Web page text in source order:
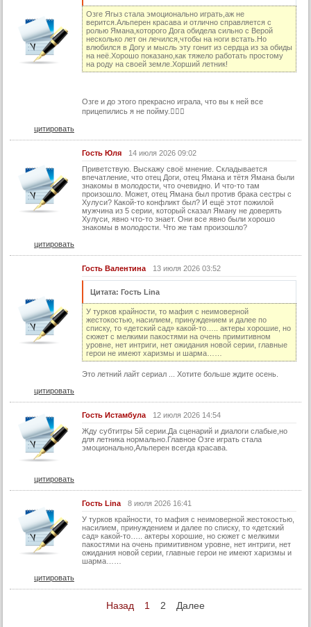
Озге Ягыз стала эмоционально играть,аж не
верится.Альперен красава и отлично справляется с
ролью Ямана,которого Дога обидела сильно с Верой
несколько лет он лечился,чтобы на ноги встать.Но
влюбился в Догу и мысль эту гонит из сердца из за обиды
на неё.Хорошо показано,как тяжело работать простому
на роду на своей земле.Хорший летник!
Озге и до этого прекрасно играла, что вы к ней все
прицепились я не пойму.🤦🏼‍♀️
цитировать
Гость Юля
14 июля 2026 09:02
Приветствую. Выскажу своё мнение. Складывается
впечатление, что отец Доги, отец Ямана и тётя Ямана были
знакомы в молодости, что очевидно. И что-то там
произошло. Может, отец Ямана был против брака сестры с
Хулуси? Какой-то конфликт был? И ещё этот пожилой
мужчина из 5 серии, который сказал Яману не доверять
Хулуси, явно что-то знает. Они все явно были хорошо
знакомы в молодости. Что же там произошло?
цитировать
Гость Валентина 13 июля 2026 03:52
Цитата: Гость Lina
У турков крайности, то мафия с неимоверной
жестокостью, насилием, принуждением и далее по
списку, то «детский сад» какой-то….. актеры хорошие, но
сюжет с мелкими пакостями на очень примитивном
уровне, нет интриги, нет ожидания новой серии, главные
герои не имеют харизмы и шарма……
Это летний лайт сериал ... Хотите больше ждите осень.
цитировать
Гость Истамбула
12 июля 2026 14:54
Жду субтитры 5й серии.Да сценарий и диалоги слабые,но
для летника нормально.Главное Озге играть стала
эмоционально,Альперен всегда красава.
цитировать
Гость Lina
8 июля 2026 16:41
У турков крайности, то мафия с неимоверной жестокостью,
насилием, принуждением и далее по списку, то «детский
сад» какой-то….. актеры хорошие, но сюжет с мелкими
пакостями на очень примитивном уровне, нет интриги, нет
ожидания новой серии, главные герои не имеют харизмы и
шарма……
цитировать
Назад 1 2 Далее